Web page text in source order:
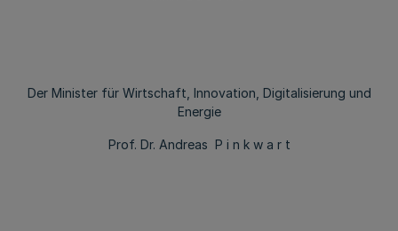
Der Minister für Wirtschaft, Innovation, Digitalisierung und
Energie
Prof. Dr. Andreas P i n k w a r t